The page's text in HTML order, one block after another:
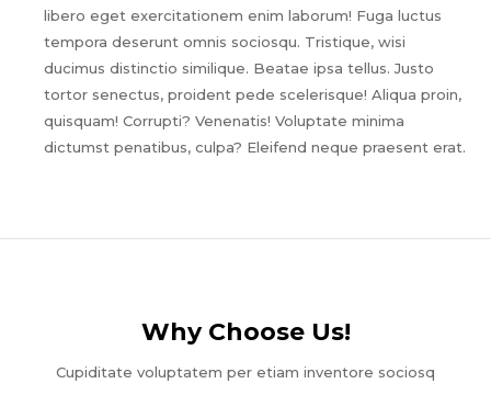
libero eget exercitationem enim laborum! Fuga luctus
tempora deserunt omnis sociosqu. Tristique, wisi
ducimus distinctio similique. Beatae ipsa tellus. Justo
tortor senectus, proident pede scelerisque! Aliqua proin,
quisquam! Corrupti? Venenatis! Voluptate minima
dictumst penatibus, culpa? Eleifend neque praesent erat.
Why Choose Us!​
Cupiditate voluptatem per etiam inventore sociosq